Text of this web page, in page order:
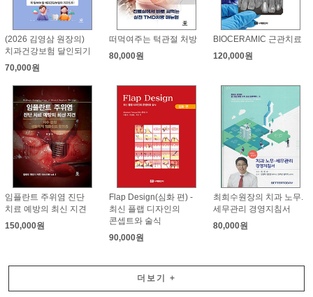
(2026 김영삼 원장의)
치과건강보험 달인되기
70,000원
떠먹여주는 턱관절 처방
80,000원
BIOCERAMIC 근관치료
120,000원
임플란트 주위염 진단
치료 예방의 최신 지견
150,000원
Flap Design(심화 편) -
최신 플랩 디자인의
콘셉트와 술식
90,000원
최희수원장의 치과 노무.
세무관리 경영지침서
80,000원
더보기 +